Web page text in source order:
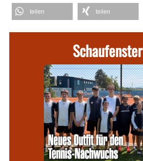
teilen teilen
Schaufenster